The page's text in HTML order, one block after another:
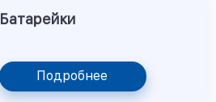
Батарейки
Подробнее